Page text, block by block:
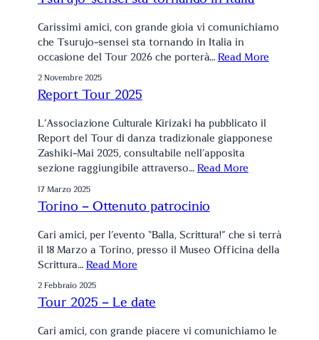
Carissimi amici, con grande gioia vi comunichiamo
che Tsurujo-sensei sta tornando in Italia in
occasione del Tour 2026 che porterà… Read More
2 Novembre 2025
Report Tour 2025
L’Associazione Culturale Kirizaki ha pubblicato il
Report del Tour di danza tradizionale giapponese
Zashiki-Mai 2025, consultabile nell’apposita
sezione raggiungibile attraverso… Read More
17 Marzo 2025
Torino – Ottenuto patrocinio
Cari amici, per l’evento “Balla, Scrittura!” che si terrà
il 18 Marzo a Torino, presso il Museo Officina della
Scrittura… Read More
2 Febbraio 2025
Tour 2025 – Le date
Cari amici, con grande piacere vi comunichiamo le